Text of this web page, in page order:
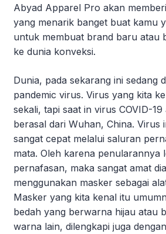
Abyad Apparel Pro akan
yang menarik banget buat kamu
untuk membuat brand baru atau
ke dunia konveksi.
Dunia, pada sekarang ini sedang
pandemic virus. Virus yang kita
sekali, tapi saat in virus COVID-
berasal dari Wuhan, China. Virus
sangat cepat melalui saluran
mata. Oleh karena penularannya
pernafasan, maka sangat amat
menggunakan masker sebagai
Masker yang kita kenal itu
bedah yang berwarna hijau atau
warna lain, dilengkapi juga